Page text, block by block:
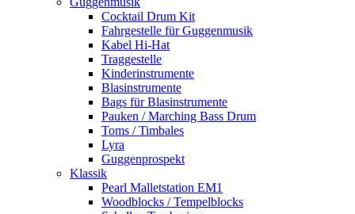
Cocktail Drum Kit
Fahrgestelle für Guggenmusik
Kabel Hi-Hat
Traggestelle
Kinderinstrumente
Blasinstrumente
Bags für Blasinstrumente
Pauken / Marching Bass Drum
Toms / Timbales
Lyra
Guggenprospekt
Klassik
Pearl Malletstation EM1
Woodblocks / Tempelblocks